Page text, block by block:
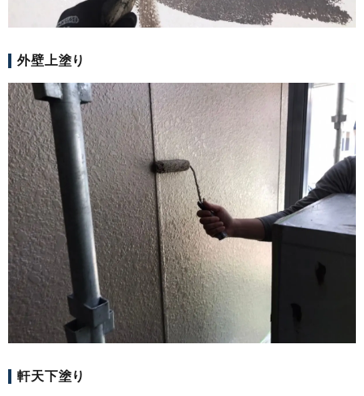
外壁上塗り
軒天下塗り